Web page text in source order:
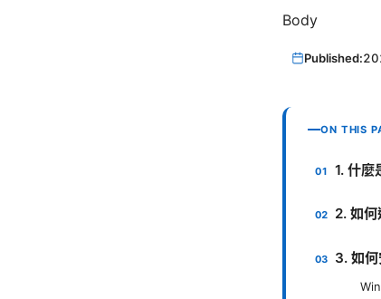
Body
Published:
ON THIS
1. 什麼
2. 如
3. 如何